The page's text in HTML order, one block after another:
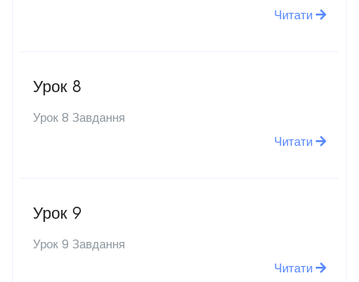
Читати
Урок 8
Урок 8 Завдання
Читати
Урок 9
Урок 9 Завдання
Читати